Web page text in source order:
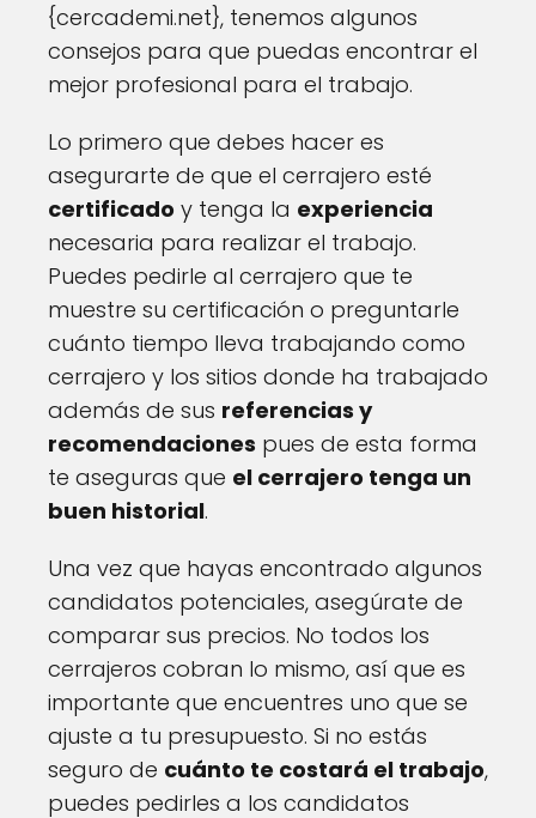
{cercademi.net}, tenemos algunos
consejos para que puedas encontrar el
mejor profesional para el trabajo.
Lo primero que debes hacer es
asegurarte de que el cerrajero esté
certificado y tenga la experiencia
necesaria para realizar el trabajo.
Puedes pedirle al cerrajero que te
muestre su certificación o preguntarle
cuánto tiempo lleva trabajando como
cerrajero y los sitios donde ha trabajado
además de sus referencias y
recomendaciones pues de esta forma
te aseguras que el cerrajero tenga un
buen historial.
Una vez que hayas encontrado algunos
candidatos potenciales, asegúrate de
comparar sus precios. No todos los
cerrajeros cobran lo mismo, así que es
importante que encuentres uno que se
ajuste a tu presupuesto. Si no estás
seguro de cuánto te costará el trabajo,
puedes pedirles a los candidatos